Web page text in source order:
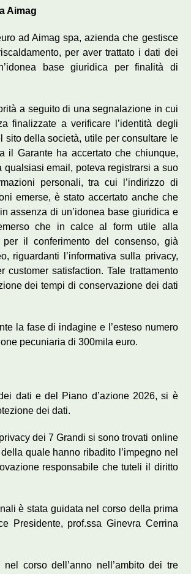
Aimag
ad Aimag spa, azienda che gestisce
per aver trattato i dati dei
base giuridica per finalità di
a seguito di una segnalazione in cui
finalizzate a verificare l’identità degli
sito della società, utile per consultare le
il Garante ha accertato che chiunque,
email, poteva registrarsi a suo
personali, tra cui l’indirizzo di
emerse, è stato accertato anche che
assenza di un’idonea base giuridica e
che in calce al form utile alla
per il conferimento del consenso, già
riguardanti l’informativa sulla privacy,
customer satisfaction. Tale trattamento
dei tempi di conservazione dei dati
la fase di indagine e l’esteso numero
pecuniaria di 300mila euro.
dati e del Piano d’azione 2026, si è
dei dati.
dei 7 Grandi si sono trovati online
quale hanno ribadito l’impegno nel
responsabile che tuteli il diritto
è stata guidata nel corso della prima
Presidente, prof.ssa Ginevra Cerrina
corso dell’anno nell’ambito dei tre